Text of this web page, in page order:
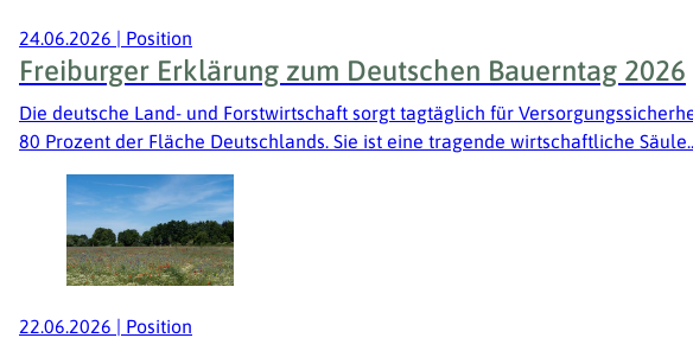
24.06.2026 | Position
Freiburger Erklärung zum Deutschen Bauerntag 2026
Die deutsche Land- und Forstwirtschaft sorgt tagtäglich für
80 Prozent der Fläche Deutschlands. Sie ist eine tragende wirtschaftliche
22.06.2026 | Position